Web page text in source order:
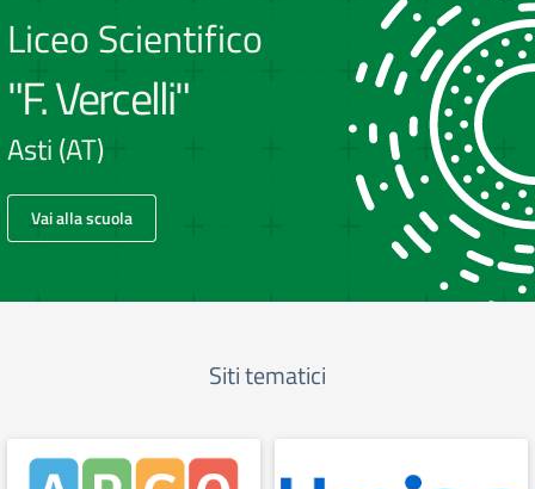
Liceo Scientifico
"F. Vercelli"
Asti (AT)
Vai alla scuola
Siti tematici